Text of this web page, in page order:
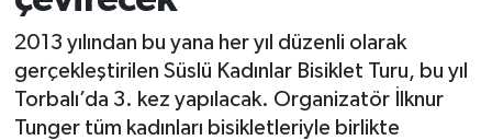
2013 yılından bu yana her yıl düzenli olarak
gerçekleştirilen Süslü Kadınlar Bisiklet Turu, bu yıl
Torbalı’da 3. kez yapılacak. Organizatör İlknur
Tunger tüm kadınları bisikletleriyle birlikte
Süper Lig Puan Durumu ve Fikstür
Tüm Manşetler